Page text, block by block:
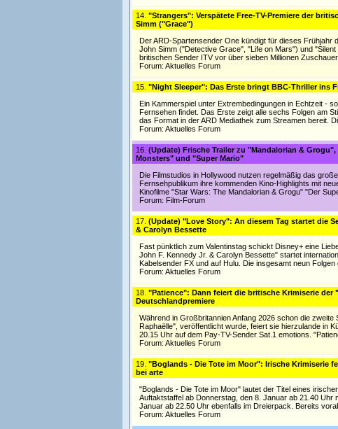
14. "Strangers": Verspätete Free-TV-Premiere der
Simm ("Grace")
Der ARD-Spartensender One kündigt für dieses
John Simm ("Detective Grace", "Life on Mars") und
britischen Sender ITV vor über sieben Millionen
Forum: Aktuelles Forum
15. "Night Sleeper": Das Erste bringt BBC-Thriller ins
Ein Kammerspiel unter Extrembedingungen in Echtzeit -
Fernsehen findet. Das Erste zeigt alle sechs Folgen am
das Format in der ARD Mediathek zum Streamen bereit.
Forum: Aktuelles Forum
16. (Update) Frische Trailer zu "Mandalorian &
Monsters" und "Super Mario"
Die Filmstudios in Hollywood nutzen regelmäßig das
Fernsehpublikum ihre kommenden Kino-Highlights mit
Kinofilme "Star Wars: The Mandalorian & Grogu" "Der
Forum: Film-Forum
17. (Update) "Love Story": An diesem Tag startet die
& Carolyn Bessette
Fast pünktlich zum Valentinstag schickt Disney+ eine
John F. Kennedy Jr. & Carolyn Bessette" startet
Kabelsender FX und auf Hulu. Die insgesamt neun Folgen
Forum: Aktuelles Forum
18. "Patience": Dann feiert die britische Krimiserie der
Deutschlandpremiere
Während in Großbritannien Anfang 2026 schon die
Raphaëlle", veröffentlicht wurde, feiert sie hierzulande in
20.15 Uhr auf dem Pay-TV-Sender Sat.1 emotions.
Forum: Aktuelles Forum
19. "Boglands - Die Tote im Moor": Irische Krimiserie
bei arte
"Boglands - Die Tote im Moor" lautet der Titel eines
Auftaktstaffel ab Donnerstag, den 8. Januar ab 21.40
Januar ab 22.50 Uhr ebenfalls im Dreierpack. Bereits
Forum: Aktuelles Forum